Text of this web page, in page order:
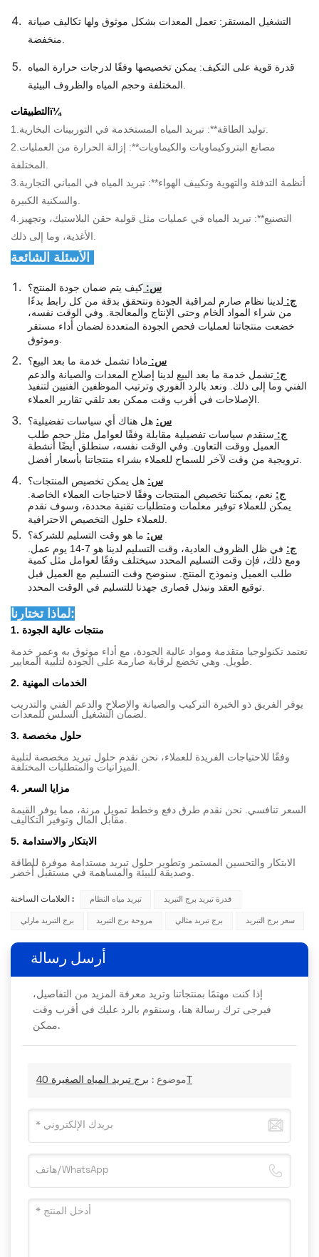
التشغيل المستقر: تعمل المعدات بشكل موثوق ولها تكاليف صيانة
منخفضة.
قدرة قوية على التكيف: يمكن تخصيصها وفقًا لدرجات حرارة المياه
المختلفة وحجم المياه والظروف البيئية.
التطبيقاتï¼
2.مصانع البتروكيماويات والكيماويات**: إزالة الحرارة من العمليات
3.أنظمة التدفئة والتهوية وتكييف الهواء**: تبريد المياه في المباني التجارية
4.التصنيع**: تبريد المياه في عمليات مثل قولبة حقن البلاستيك، وتجهيز
س: كيف يتم ضمان جودة المنتج؟
ج: لدينا نظام صارم لمراقبة الجودة ونتحقق بدقة من كل رابط بدءًا
من شراء المواد الخام وحتى الإنتاج والمعالجة. وفي الوقت نفسه،
خضعت منتجاتنا لعمليات فحص الجودة المتعددة لضمان أداء مستقر
وموثوق.
س: ماذا تشمل خدمة ما بعد البيع؟
ج: تشمل خدمة ما بعد البيع لدينا إصلاح المعدات والصيانة والدعم
الفني وما إلى ذلك. ونعد بالرد الفوري وترتيب الموظفين الفنيين لتنفيذ
الإصلاحات في أقرب وقت ممكن بعد تلقي تقارير العملاء.
س: هل هناك أي سياسات تفضيلية؟
ج: سنقدم سياسات تفضيلية مقابلة وفقًا لعوامل مثل حجم طلب
العميل ووقت التعاون. وفي الوقت نفسه، سنطلق أيضًا أنشطة
ترويجية من وقت لآخر للسماح للعملاء بشراء منتجاتنا بأسعار أفضل.
س: هل يمكن تخصيص المنتجات؟
ج: نعم، يمكننا تخصيص المنتجات وفقًا لاحتياجات العملاء الخاصة.
يمكن للعملاء توفير معلمات ومتطلبات تقنية محددة، وسوف نقدم
للعملاء حلول التخصيص الاحترافية.
س: ما هو وقت التسليم للشركة؟
ج:
في ظل الظروف العادية، وقت التسليم لدينا هو 7-14 يوم عمل.
ومع ذلك، فإن وقت التسليم المحدد سيختلف وفقًا لعوامل مثل كمية
طلب العميل ونموذج المنتج. سنوضح وقت التسليم مع العميل قبل
توقيع العقد ونبذل قصارى جهدنا للتسليم في الوقت المحدد.
لماذا تختارنا:
1. منتجات عالية الجودة
تعتمد تكنولوجيا متقدمة ومواد عالية الجودة، مع أداء موثوق به وعمر خدمة
2. الخدمات المهنية
يوفر الفريق ذو الخبرة التركيب والصيانة والإصلاح والدعم الفني والتدريب
3. حلول مخصصة
وفقًا للاحتياجات الفريدة للعملاء، نحن نقدم حلول تبريد مخصصة لتلبية
4. مزايا السعر
السعر تنافسي. نحن نقدم طرق دفع وخطط تمويل مرنة، مما يوفر القيمة
5. الابتكار والاستدامة
الابتكار والتحسين المستمر وتطوير حلول تبريد مستدامة موفرة للطاقة
العلامات الساخنة : تبريد مياه النظام قدرة تبريد برج التبريد
برج التبريد مارلي مروحة برج التبريد برج تبريد مثالي سعر برج التبريد
أرسل رسالة
إذا كنت مهتمًا بمنتجاتنا وتريد معرفة المزيد من التفاصيل،
فيرجى ترك رسالة هنا، وسنقوم بالرد عليك في أقرب وقت
ممكن.
موضوع :